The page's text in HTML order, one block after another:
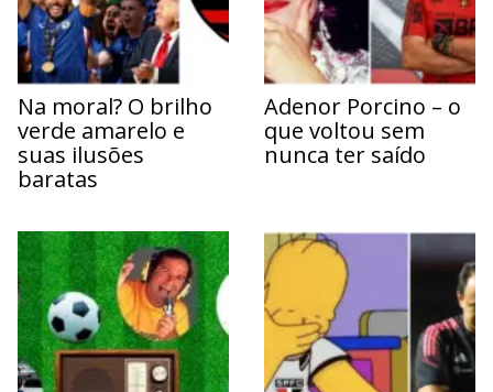
Na moral? O brilho
verde amarelo e
suas ilusões
baratas
Adenor Porcino – o
que voltou sem
nunca ter saído